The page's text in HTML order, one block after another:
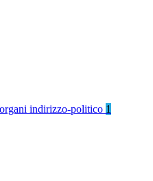
indirizzo-politico 1